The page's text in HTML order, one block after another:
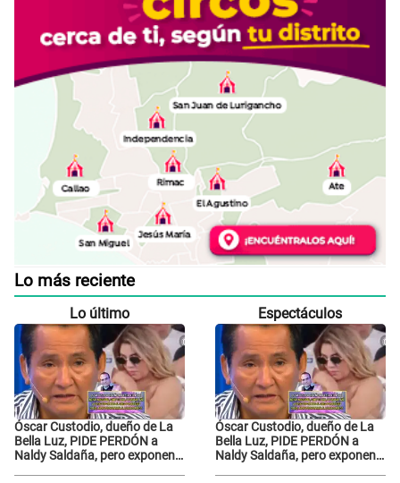
Lo más reciente
Lo último
Óscar Custodio, dueño de La
Bella Luz, PIDE PERDÓN a
Naldy Saldaña, pero exponen
Espectáculos
Óscar Custodio, dueño de La
Bella Luz, PIDE PERDÓN a
Naldy Saldaña, pero exponen